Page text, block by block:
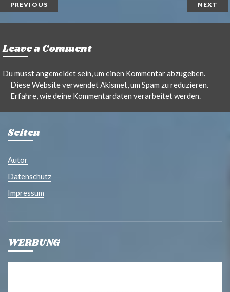
PREVIOUS NEXT
Leave a Comment
Du musstangemeldetsein, um einen Kommentar abzugeben.
Diese Website verwendet Akismet, um Spam zu reduzieren.
Erfahre, wie deine Kommentardaten verarbeitet werden.
Seiten
Autor
Datenschutz
Impressum
WERBUNG